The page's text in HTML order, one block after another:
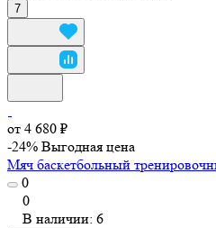
7
от 4 680 ₽
-24% Выгодная цена
Мяч баскетбольный
0
0
В наличии: 6